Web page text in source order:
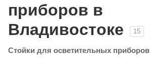
приборов в
Владивостоке
15
Стойки для осветительных приборов